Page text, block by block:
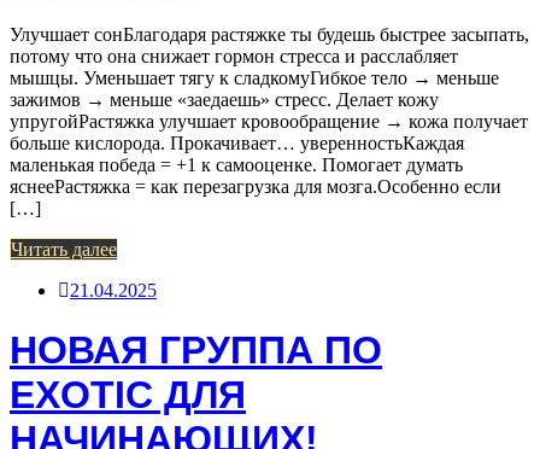
Улучшает сонБлагодаря растяжке ты будешь быстрее засыпать,
потому что она снижает гормон стресса и расслабляет
мышцы. Уменьшает тягу к сладкомуГибкое тело → меньше
зажимов → меньше «заедаешь» стресс. Делает кожу
упругойРастяжка улучшает кровообращение → кожа получает
больше кислорода. Прокачивает… уверенностьКаждая
маленькая победа = +1 к самооценке. Помогает думать
яснееРастяжка = как перезагрузка для мозга.Особенно если
[…]
Читать далее
21.04.2025
НОВАЯ ГРУППА ПО
EXOTIC ДЛЯ
НАЧИНАЮЩИХ!